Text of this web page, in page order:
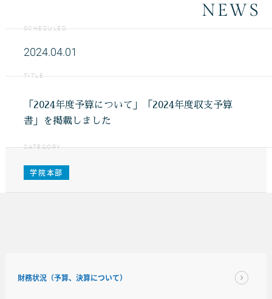
NEWS
SCHEDULED
2024.04.01
TITLE
「2024年度予算について」「2024年度収支予算
書」を掲載しました
CATEGORY
学院本部
財務状況（予算、決算について）